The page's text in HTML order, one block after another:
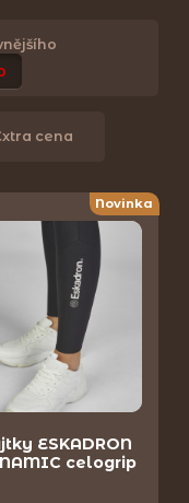
cena
Novinka
ESKADRON
celogrip